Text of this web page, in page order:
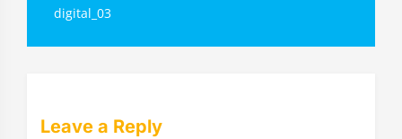
поdigital_03
Leave a Reply